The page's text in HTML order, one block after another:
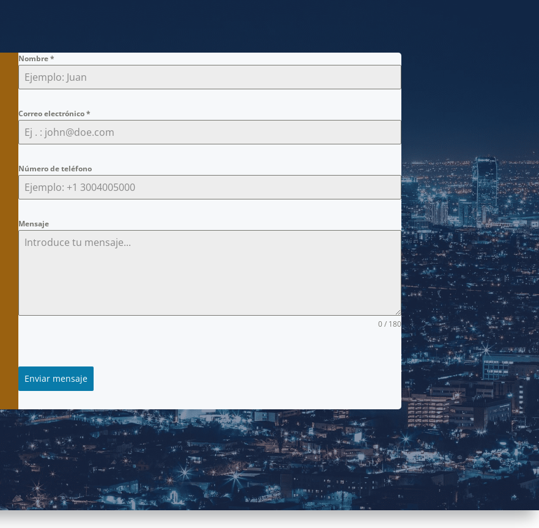
Nombre*
Correo electrónico*
Número de teléfono
Mensaje
0 / 180
Enviar mensaje